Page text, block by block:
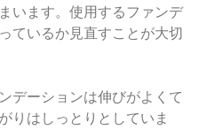
います。使用するファンデ
ているか見直すことが大切
デーションは伸びがよくて
りはしっとりとしていま